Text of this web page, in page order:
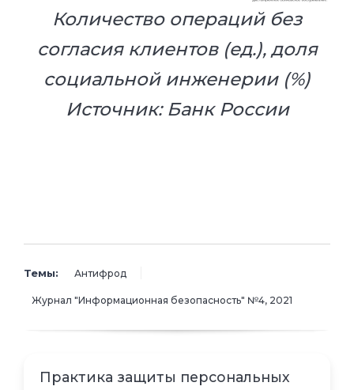
Количество операций без
согласия клиентов (ед.), доля
социальной инженерии (%)
Источник: Банк России
Темы: Антифрод
Журнал "Информационная безопасность" №4, 2021
Практика защиты персональных